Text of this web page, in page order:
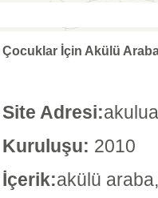
Çocuklar İçin Akülü
Site Adresi:
Kuruluşu: 2010
İçerik:akülü